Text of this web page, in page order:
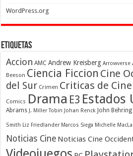
WordPress.org
Etiquetas
Accion AMC Andrew Kreisberg Arrowverse
Beeson Ciencia Ficcion Cine
del Sur Crimen Criticas de Cine
Comics Drama E3 Estados
Abrams J. Miller Tobin Johan Renck John Behring
Smith Liz Friedlander Marcos Siega Michelle
Noticias Cine Noticias Cine